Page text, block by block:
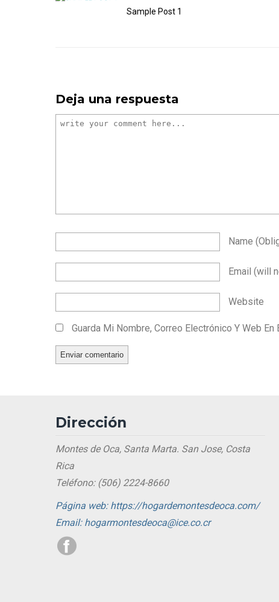
Sample Post 1
Deja una respuesta
Name
Email (will
Website
Guarda Mi Nombre, Correo Electrónico Y Web
Dirección
Montes de Oca, Santa Marta. San Jose, Costa
Rica
Teléfono: (506) 2224-8660
Página web: https://hogardemontesdeoca.com/
Email: hogarmontesdeoca@ice.co.cr